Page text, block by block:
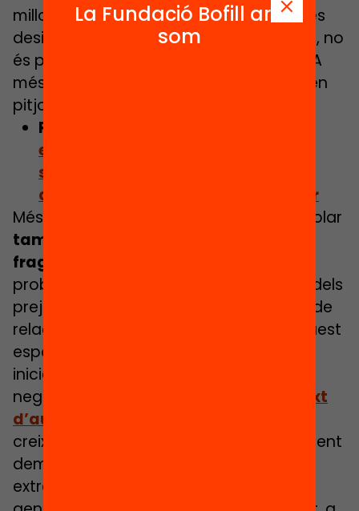
millora i el treball col·laboratiu redueix les
desigualtats. Amb la segregació, doncs, no
és possible l’ascensor social a l’escola. A
més, la segregació també repercuteix en
pitjors indicadors de salut i més atur.
Relacionat:
específiques per als 410 centres
segregats a Catalunya impedeix
acabar amb la segregació escolar
Més enllà de l’escola, la segregació escolar
també provoca societats més
fragmentades i injustes
problemes de discriminació i augment dels
prejudicis. L’escola és el principal espai de
relació entre persones diferents, i si aquest
espai es fragmenta en una etapa tan
inicial de la vida, les conseqüències són
negatives a tots els nivells. En un
context
d’augment de les desigualtats
creixement de la diversitat, qüestionament
democràtic, augment de posicions
extremes i polarització, i amb un auge
La Fundació Bofill ara
som